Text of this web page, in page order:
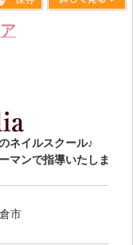
リス
ネイルスクール♪
マンで指導いたしま
市